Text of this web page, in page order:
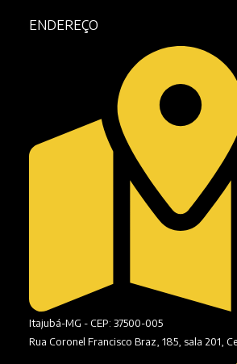
ENDEREÇO
Itajubá-MG - CEP: 37500-005
Rua Coronel Francisco Braz, 185, sala 201,